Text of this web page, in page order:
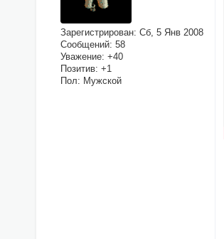
Зарегистрирован: Сб, 5 Янв 2008
Сообщений: 58
Уважение: +40
Позитив: +1
Пол: Мужской